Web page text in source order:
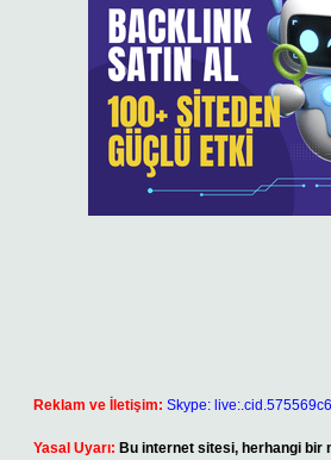
Reklam ve İletişim: Skype:
Yasal Uyarı: Bu internet sitesi, herhangi bir